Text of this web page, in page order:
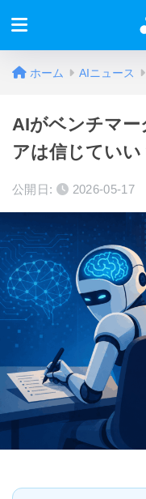
ホーム AIニュース
AIがベンチマー
アは信じていい
公開日: 2026-05-17